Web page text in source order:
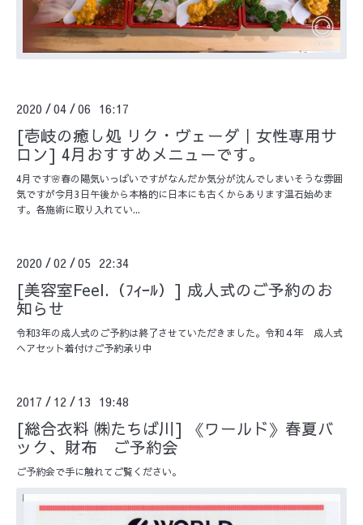
2020 /04 /06 16:17
[壱岐の癒し処 リク・ヴェーダ｜女性専用サ
ロン] 4月おすすめメニューです。
4月です🌸春の陽気いっぱいですがなんだか気分が沈んでしまいそうな雰囲
気ですが今月3日午後から本格的に日本にも古くからあります温石始めま
す。各施術に取り入れてい...
2020 /02 /05 22:34
[美容室Feel.（ﾌｨｰﾙ）] 成人式のご予約のお
知らせ
令和3年の成人式のご予約は終了させていただきました。令和４年 成人式
ヘアセット着付けご予約承り中
2017 / 12 / 13 19:48
[総合衣料 ㈱たちば川] 《ワールド》春夏バ
ック、財布 ご予約会
ご予約会で手に触れてご覧ください。